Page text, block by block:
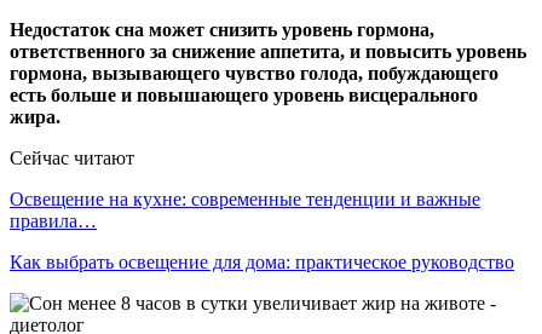
Недостаток сна может снизить уровень гормона,
ответственного за снижение аппетита, и повысить уровень
гормона, вызывающего чувство голода, побуждающего
есть больше и повышающего уровень висцерального
жира.
Сейчас читают
Освещение на кухне: современные тенденции и важные
правила…
Как выбрать освещение для дома: практическое руководство